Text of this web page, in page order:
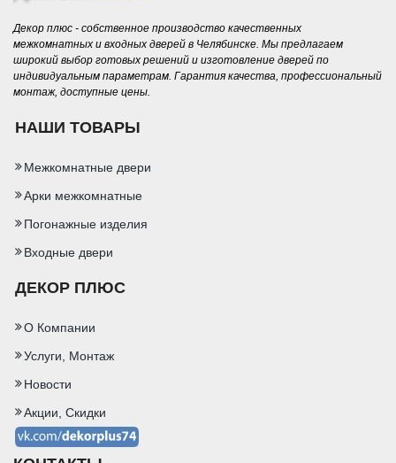
Декор плюс - собственное производство качественных
межкомнатных и входных дверей в Челябинске. Мы предлагаем
широкий выбор готовых решений и изготовление дверей по
индивидуальным параметрам. Гарантия качества, профессиональный
монтаж, доступные цены.
НАШИ ТОВАРЫ
Межкомнатные двери
Арки межкомнатные
Погонажные изделия
Входные двери
ДЕКОР ПЛЮС
О Компании
Услуги, Монтаж
Новости
Акции, Скидки